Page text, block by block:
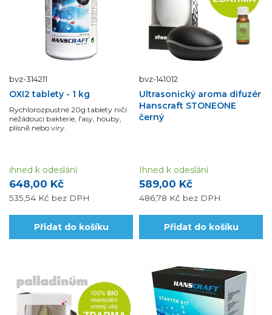
bvz-314211
OXI2 tablety - 1 kg
Rychlorozpustné 20g tablety ničí
nežádoucí bakterie, řasy, houby,
plísně nebo viry.
648,00 Kč
535,54 Kč bez DPH
ihned k odeslání
Přidat do košíku
bvz-141012
Ultrasonický aroma difuzér
Hanscraft STONEONE
černý
589,00 Kč
486,78 Kč bez DPH
Ihned k odeslání
Přidat do košíku